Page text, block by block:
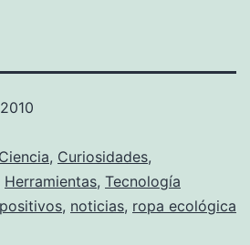
Ciencia, Curiosidades,
Herramientas, Tecnología
, noticias, ropa ecológica